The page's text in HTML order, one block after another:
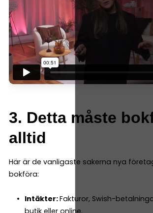
3. Detta måste
alltid
Här är de vanligaste sakerna nya
bokföra:
Intäkter:Fakturor, Swish-
butik eller online.